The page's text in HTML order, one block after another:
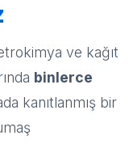
ve kağıt
binlerce
kanıtlanmış bir